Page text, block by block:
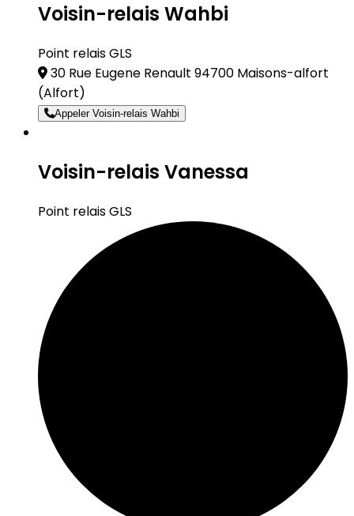
Voisin-relais Wahbi
Point relais GLS
30 Rue Eugene Renault 94700 Maisons-alfort
(Alfort)
Appeler Voisin-relais Wahbi
Voisin-relais Vanessa
Point relais GLS